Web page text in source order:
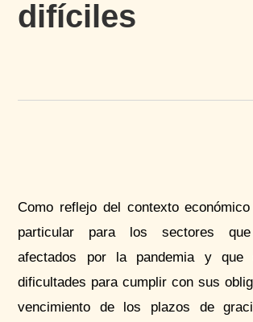
difíciles
Como reflejo del contexto
particular para los sectores
afectados por la pandemia y que
dificultades para cumplir con sus
vencimiento de los plazos de